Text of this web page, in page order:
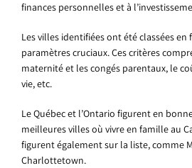
finances personnelles et à
Les villes identifiées ont été classées
paramètres cruciaux. Ces critères
maternité et les congés parentaux, le
vie, etc.
Le Québec et l’Ontario figurent en
meilleures villes où vivre en famille au
figurent également sur la liste, comme
Charlottetown.